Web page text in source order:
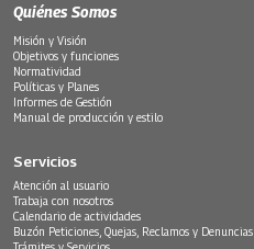
Quiénes Somos
Misión y Visión
Objetivos y funciones
Normatividad
Políticas y Planes
Informes de Gestión
Manual de producción y estilo
Servicios
Atención al usuario
Trabaja con nosotros
Calendario de actividades
Buzón Peticiones, Quejas, Reclamos y Denuncias